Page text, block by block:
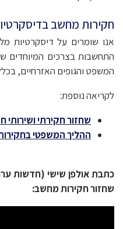
חקירות מחשב
אנו שומרים על דיסקרטיות
התחשבות בצרכים המיוחדים
המשפט והגופים האזרחיים,
לקריאה נוספת:
שחזור חקירתי
ההליך המשפטי
שחזור חקירות מחשב: